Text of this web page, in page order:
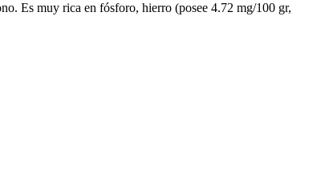
Es muy rica en fósforo, hierro (posee 4.72 mg/100 gr,